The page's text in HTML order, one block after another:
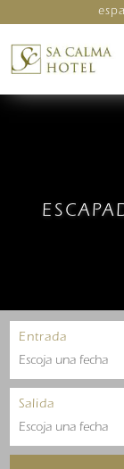
Entrada
Salida